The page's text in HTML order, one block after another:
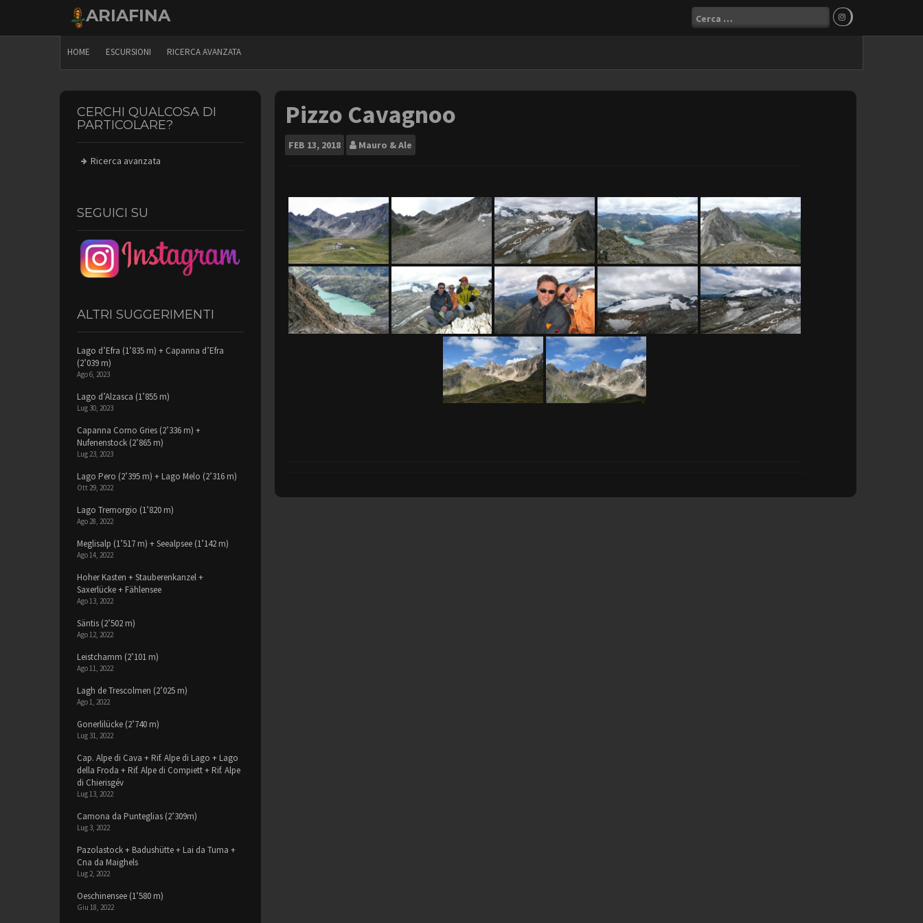
content
ARIAFINA
Ricerca
per:
HOME ESCURSIONI RICERCA AVANZATA
Pizzo Cavagnoo
FEB 13, 2018 Mauro & Ale
CERCHI QUALCOSA DI
PARTICOLARE?
Ricerca avanzata
SEGUICI SU
ALTRI SUGGERIMENTI
Lago d’Efra (1’835 m) + Capanna d’Efra
(2’039 m)
Ago 6, 2023
Lago d’Alzasca (1’855 m)
Lug 30, 2023
Capanna Corno Gries (2’336 m) +
Nufenenstock (2’865 m)
Lug 23, 2023
Lago Pero (2’395 m) + Lago Melo (2’316 m)
Ott 29, 2022
Lago Tremorgio (1’820 m)
Ago 28, 2022
Meglisalp (1’517 m) + Seealpsee (1’142 m)
Ago 14, 2022
Hoher Kasten + Stauberenkanzel +
Saxerlücke + Fählensee
Ago 13, 2022
Säntis (2’502 m)
Ago 12, 2022
Leistchamm (2’101 m)
Ago 11, 2022
Lagh de Trescolmen (2’025 m)
Ago 1, 2022
Gonerlilücke (2’740 m)
Lug 31, 2022
Cap. Alpe di Cava + Rif. Alpe di Lago + Lago
della Froda + Rif. Alpe di Compiett + Rif. Alpe
di Chierisgév
Lug 13, 2022
Camona da Punteglias (2’309m)
Lug 3, 2022
Pazolastock + Badushütte + Lai da Tuma +
Cna da Maighels
Lug 2, 2022
Oeschinensee (1’580 m)
Giu 18, 2022